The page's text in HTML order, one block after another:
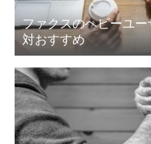
ファクスのヘビーユ
対おすすめ